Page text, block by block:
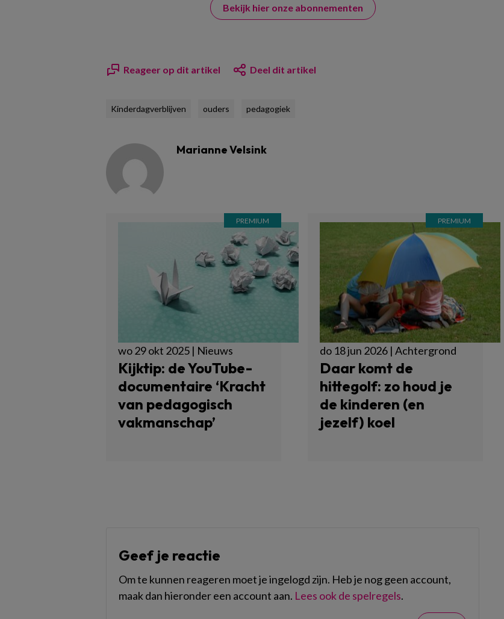
Bekijk hier onze abonnementen
Reageer op dit artikel Deel dit artikel
Kinderdagverblijven ouders pedagogiek
Marianne Velsink
wo 29 okt 2025 | Nieuws
Kijktip: de YouTube-
documentaire ‘Kracht
van pedagogisch
vakmanschap’
do 18 jun 2026 | Achtergrond
Daar komt de
hittegolf: zo houd je
de kinderen (en
jezelf) koel
Geef je reactie
Om te kunnen reageren moet je ingelogd zijn. Heb je nog geen account,
maak dan hieronder een account aan. Lees ook de spelregels.